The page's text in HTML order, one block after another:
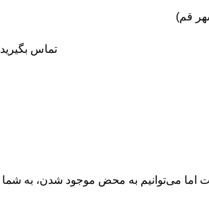
قم)
تماس بگیرید
اما می‌توانیم به محض موجود شدن، به شما